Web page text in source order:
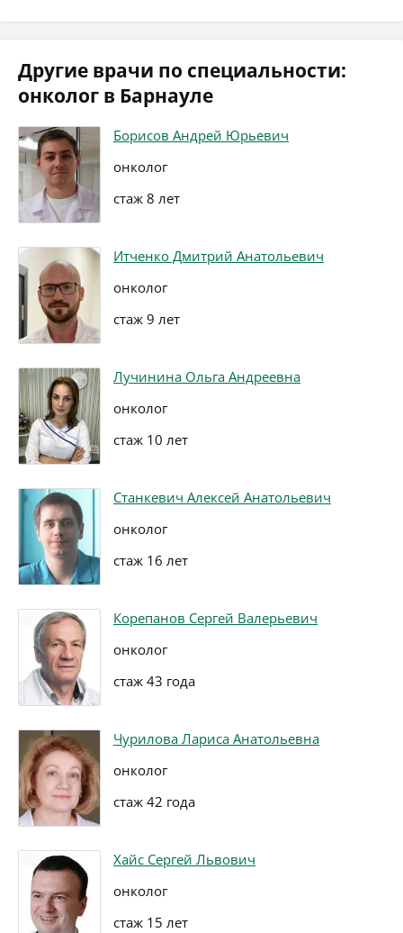
Другие врачи по специальности:
онколог в Барнауле
Борисов Андрей Юрьевич
онколог
стаж 8 лет
Итченко Дмитрий Анатольевич
онколог
стаж 9 лет
Лучинина Ольга Андреевна
онколог
стаж 10 лет
Станкевич Алексей Анатольевич
онколог
стаж 16 лет
Корепанов Сергей Валерьевич
онколог
стаж 43 года
Чурилова Лариса Анатольевна
онколог
стаж 42 года
Хайс Сергей Львович
онколог
стаж 15 лет